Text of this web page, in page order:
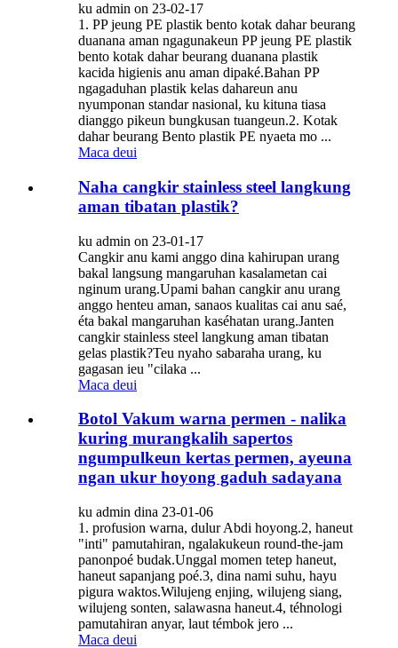
ku admin on 23-02-17
1. PP jeung PE plastik bento kotak dahar beurang
duanana aman ngagunakeun PP jeung PE plastik
bento kotak dahar beurang duanana plastik
kacida higienis anu aman dipaké.Bahan PP
ngagaduhan plastik kelas dahareun anu
nyumponan standar nasional, ku kituna tiasa
dianggo pikeun bungkusan tuangeun.2. Kotak
dahar beurang Bento plastik PE nyaeta mo ...
Maca deui
Naha cangkir stainless steel langkung
aman tibatan plastik?
ku admin on 23-01-17
Cangkir anu kami anggo dina kahirupan urang
bakal langsung mangaruhan kasalametan cai
nginum urang.Upami bahan cangkir anu urang
anggo henteu aman, sanaos kualitas cai anu saé,
éta bakal mangaruhan kaséhatan urang.Janten
cangkir stainless steel langkung aman tibatan
gelas plastik?Teu nyaho sabaraha urang, ku
gagasan ieu "cilaka ...
Maca deui
Botol Vakum warna permen - nalika
kuring murangkalih sapertos
ngumpulkeun kertas permen, ayeuna
ngan ukur hoyong gaduh sadayana
ku admin dina 23-01-06
1. profusion warna, dulur Abdi hoyong.2, haneut
"inti" pamutahiran, ngalakukeun round-the-jam
panonpoé budak.Unggal momen tetep haneut,
haneut sapanjang poé.3, dina nami suhu, hayu
pigura waktos.Wilujeng enjing, wilujeng siang,
wilujeng sonten, salawasna haneut.4, téhnologi
pamutahiran anyar, laut témbok jero ...
Maca deui